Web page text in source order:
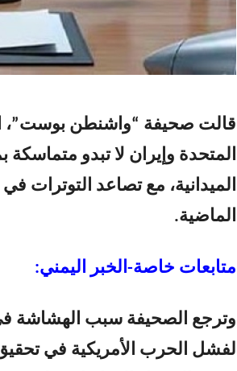
قالت صحيفة “واشنطن بوست”،
المتحدة وإيران لا تبدو
الميدانية، مع تصاعد التوترات
الماضية.
متابعات خاصة-الخبر اليمني:
وترجع الصحيفة سبب الهشاشة في
لفشل الحرب الأمريكية في